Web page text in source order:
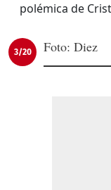
3/20 Foto: Diez